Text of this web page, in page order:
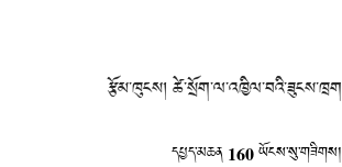
རྩོམ་ཁུངས། ཚེ་སྲོག་ལ་འཁྱིལ་བའི་ཟུངས་ཁྲག
དཔྱད་མཆན 160ཡོངས་སུ་གཟིགས།